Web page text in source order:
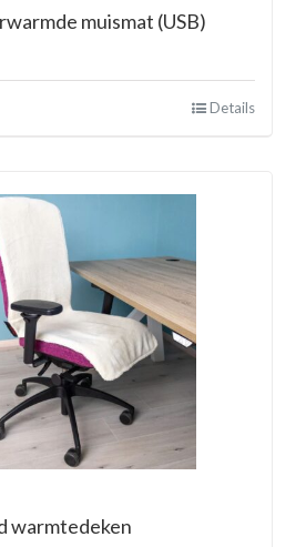
muismat (USB)
Details
warmtedeken